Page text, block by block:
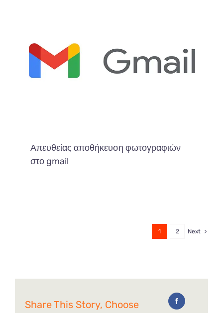
Απευθείας αποθήκευση φωτογραφιών
στο gmail
1 2 Next
Share This Story, Choose